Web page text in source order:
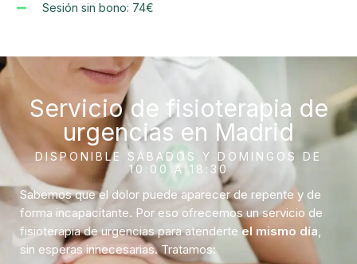
Sesión sin bono: 74€
Servicio de fisioterapia de
urgencias en Madrid
DISPONIBLE SÁBADOS Y DOMINGOS DE
10:00 A 18:30
Sabemos que el dolor puede aparecer de repente y de
forma incapacitante. Por eso ofrecemos un servicio de
fisioterapia de urgencias para atenderteel mismo día,
sin esperas innecesarias. Tratamos: